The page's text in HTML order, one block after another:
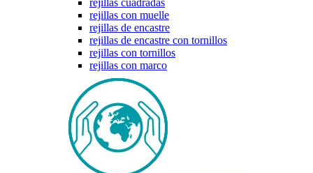
rejillas cuadradas
rejillas con muelle
rejillas de encastre
rejillas de encastre con tornillos
rejillas con tornillos
rejillas con marco